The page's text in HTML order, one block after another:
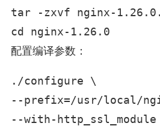
tar -zxvf nginx-
cd nginx-1.26.0
配置编译参数：
./configure \
--prefix=/usr/local/
--with-